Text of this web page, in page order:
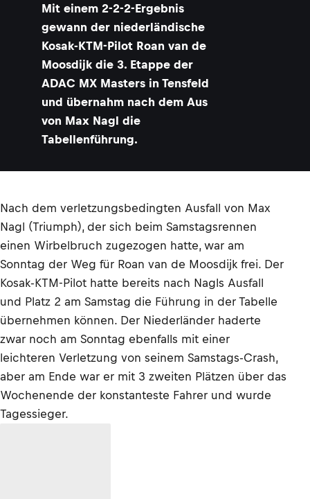
Mit einem 2-2-2-Ergebnis
gewann der niederländische
Kosak-KTM-Pilot Roan van de
Moosdijk die 3. Etappe der
ADAC MX Masters in Tensfeld
und übernahm nach dem Aus
von Max Nagl die
Tabellenführung.
Nach dem verletzungsbedingten Ausfall von Max
Nagl (Triumph), der sich beim Samstagsrennen
einen Wirbelbruch zugezogen hatte, war am
Sonntag der Weg für Roan van de Moosdijk frei. Der
Kosak-KTM-Pilot hatte bereits nach Nagls Ausfall
und Platz 2 am Samstag die Führung in der Tabelle
übernehmen können. Der Niederländer haderte
zwar noch am Sonntag ebenfalls mit einer
leichteren Verletzung von seinem Samstags-Crash,
aber am Ende war er mit 3 zweiten Plätzen über das
Wochenende der konstanteste Fahrer und wurde
Tagessieger.